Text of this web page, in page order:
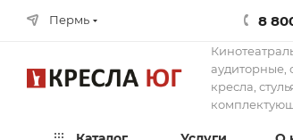
Пермь 8
аудиторные,
кресла,